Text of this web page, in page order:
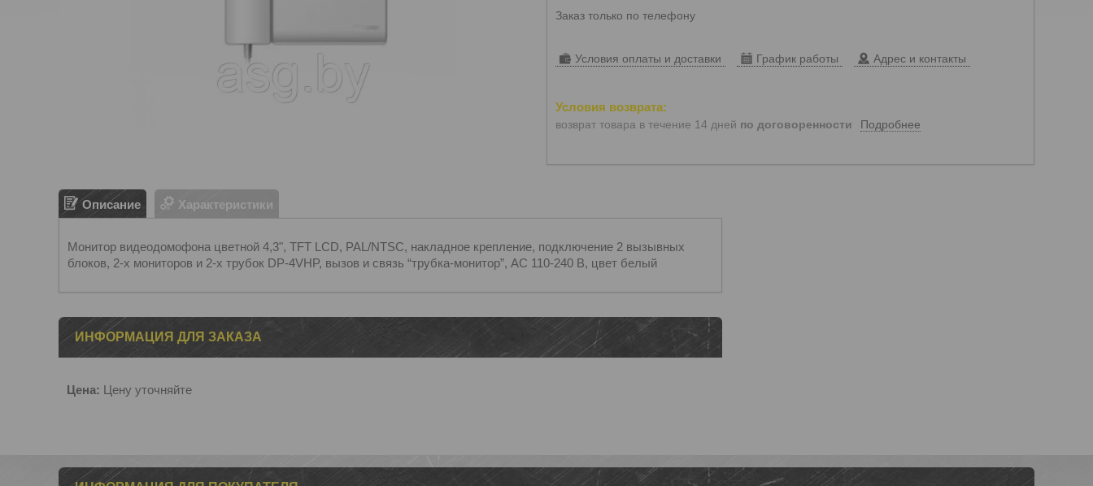
Заказ только по телефону
Условия оплаты и доставки График работы Адрес и контакты
возврат товара в течение 14 дней по договоренности Подробнее
Описание Характеристики
Монитор видеодомофона цветной 4,3", TFT LCD, PAL/NTSC, накладное крепление, подключение 2 вызывных
блоков, 2-x мониторов и 2-х трубок DP-4VHP, вызов и связь “трубка-монитор”, AC 110-240 В, цвет белый
ИНФОРМАЦИЯ ДЛЯ ЗАКАЗА
Цена: Цену уточняйте